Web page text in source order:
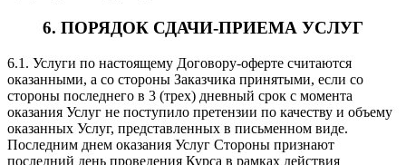
6. ПОРЯДОК СДАЧИ-ПРИЕМА УСЛУГ
6.1. Услуги по настоящему Договору-оферте считаются
оказанными, а со стороны Заказчика принятыми, если со
стороны последнего в 3 (трех) дневный срок с момента
оказания Услуг не поступило претензии по качеству и объему
оказанных Услуг, представленных в письменном виде.
Последним днем оказания Услуг Стороны признают
последний день проведения Курса в рамках действия